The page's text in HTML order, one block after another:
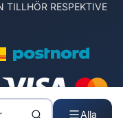
Alla
RESPEKTIVE